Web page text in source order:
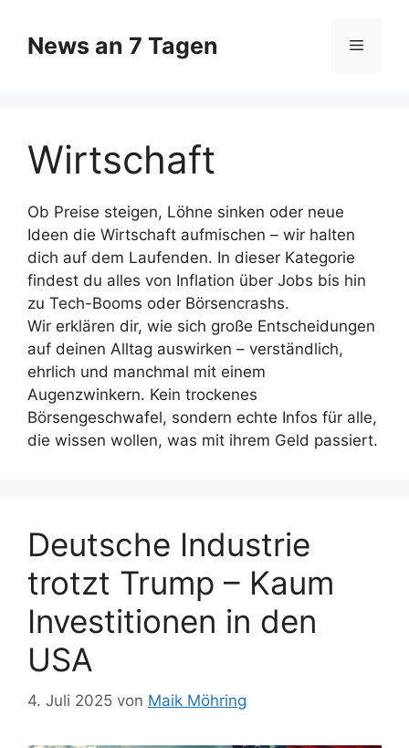
Inhalt
springen
News an 7 Tagen Menü
Wirtschaft
Ob Preise steigen, Löhne sinken oder neue
Ideen die Wirtschaft aufmischen – wir halten
dich auf dem Laufenden. In dieser Kategorie
findest du alles von Inflation über Jobs bis hin
zu Tech-Booms oder Börsencrashs.
Wir erklären dir, wie sich große Entscheidungen
auf deinen Alltag auswirken – verständlich,
ehrlich und manchmal mit einem
Augenzwinkern. Kein trockenes
Börsengeschwafel, sondern echte Infos für alle,
die wissen wollen, was mit ihrem Geld passiert.
Deutsche Industrie
trotzt Trump – Kaum
Investitionen in den
USA
4. Juli 2025 von Maik Möhring